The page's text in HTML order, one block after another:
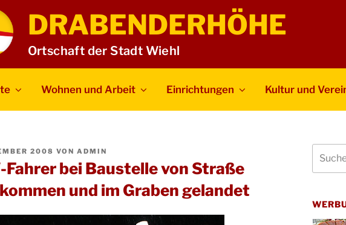
DRABENDERHÖHE
Ortschaft der Stadt Wiehl
Wohnen und Arbeit Einrichtungen Kultur und
2008 VON ADMIN
Fahrer bei Baustelle von Straße
und im Graben gelandet
nach: